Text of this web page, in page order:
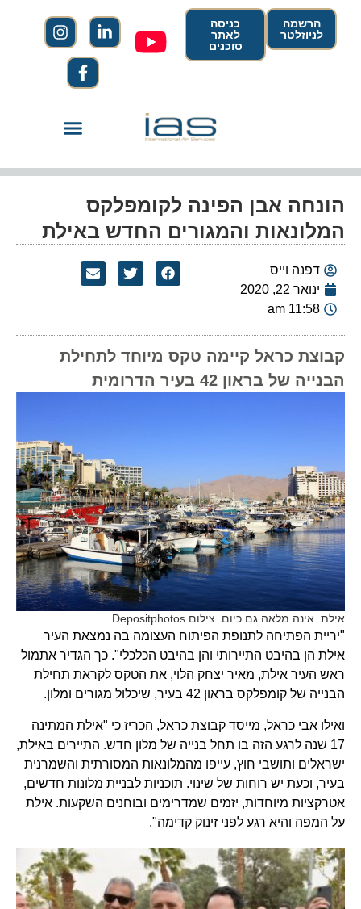
הרשמה
לניוזלטר
כניסה
לאתר
סוכנים
הונחה אבן הפינה לקומפלקס
המלונאות והמגורים החדש באילת
דפנה וייס
ינואר 22, 2020
11:58 am
קבוצת כראל קיימה טקס מיוחד לתחילת
הבנייה של בראון 42 בעיר הדרומית
אילת. אינה מלאה גם כיום. צילום Depositphotos
"יריית הפתיחה לתנופת הפיתוח העצומה בה נמצאת העיר
אילת הן בהיבט התיירותי והן בהיבט הכלכלי". כך הגדיר אתמול
ראש העיר אילת, מאיר יצחק הלוי, את הטקס לקראת תחילת
הבנייה של קומפלקס בראון 42 בעיר, שיכלול מגורים ומלון.
ואילו אבי כראל, מייסד קבוצת כראל, הכריז כי "אילת המתינה
17 שנה לרגע הזה בו תחל בנייה של מלון חדש. התיירים באילת,
ישראלים ותושבי חוץ, עייפו מהמלונאות המסורתית והשמרנית
בעיר, וכעת יש רוחות של שינוי. תוכניות לבניית מלונות חדשים,
אטרקציות מיוחדות, יזמים שמדרימים ובוחנים השקעות. אילת
על המפה והיא רגע לפני זינוק קדימה".